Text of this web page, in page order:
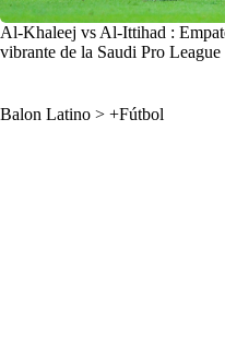
Al-Khaleej vs Al-Ittihad :
vibrante de la Saudi Pro League
Balon Latino > +Fútbol